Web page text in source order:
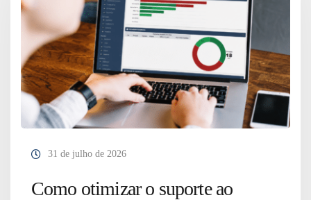
31 de julho de 2026
Como otimizar o suporte ao